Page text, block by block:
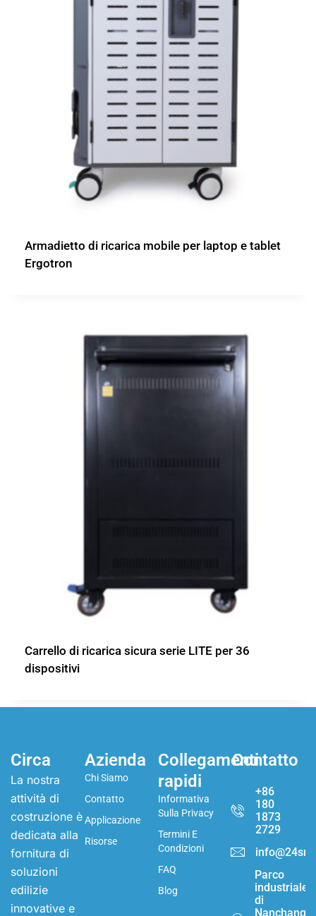
Armadietto di ricarica mobile per laptop e tablet
Ergotron
Carrello di ricarica sicura serie LITE per 36
dispositivi
Circa
La nostra
attività di
costruzione è
dedicata alla
fornitura di
soluzioni
edilizie
innovative e
Azienda
Chi Siamo
Contatto
Applicazione
Risorse
Collegamenti
rapidi
Informativa
Sulla Privacy
Termini E
Condizioni
FAQ
Blog
Contatto
+86
180
1873
2729
Parco
industriale
di
Nanchang,